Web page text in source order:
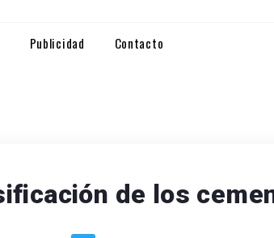
Publicidad Contacto
de los